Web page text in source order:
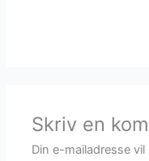
Skriv en
Din e-mailadresse